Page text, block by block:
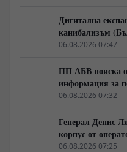
Дигитална
канибализъм
дигиталната
06.08.2026 07:47
ПП АБВ поиска
информация за
чужди военни
06.08.2026 07:32
Генерал Денис
корпус от
06.08.2026 07:25